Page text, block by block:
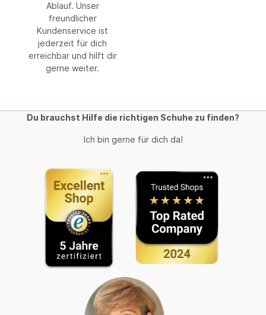
Ablauf. Unser
freundlicher
Kundenservice ist
jederzeit für dich
erreichbar und hilft dir
gerne weiter.
Du brauchst Hilfe die richtigen Schuhe zu finden?
Ich bin gerne für dich da!